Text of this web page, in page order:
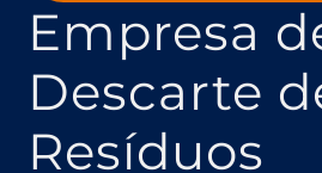
Empresa
Descarte
Resíduos